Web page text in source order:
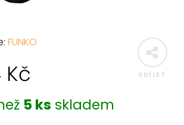
SDÍLET
FUNKO
Kč
5 ks skladem